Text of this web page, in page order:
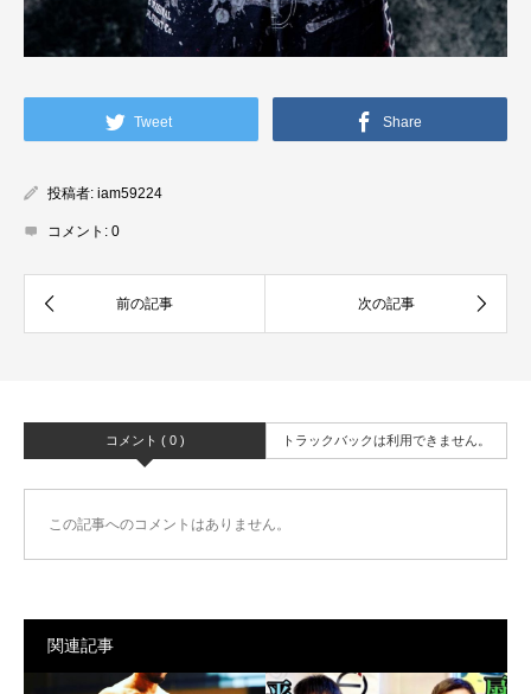
Tweet Share
投稿者: iam59224
コメント: 0
コメント ( 0 ) トラックバックは利用できません。
この記事へのコメントはありません。
関連記事